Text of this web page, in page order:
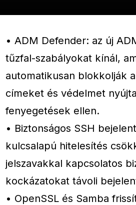
• ADM Defender: az új
tűzfal-szabályokat kínál,
automatikusan blokkolják
címeket és védelmet
fenyegetések ellen.
• Biztonságos SSH
kulcsalapú hitelesítés
jelszavakkal kapcsolatos
kockázatokat távoli
• OpenSSL és Samba